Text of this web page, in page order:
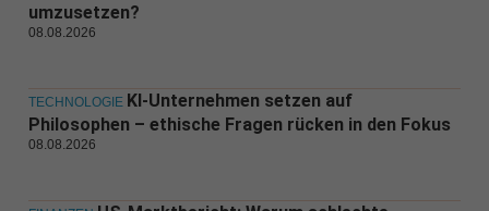
umzusetzen?
08.08.2026
TECHNOLOGIE KI-Unternehmen setzen auf
Philosophen – ethische Fragen rücken in den Fokus
08.08.2026